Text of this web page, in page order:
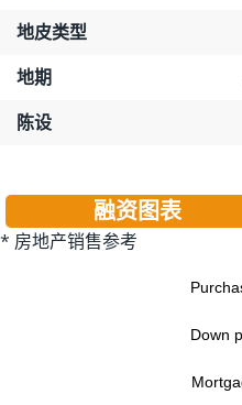
地皮类型
地期
陈设
融资图表
* 房地产销售参考
Down